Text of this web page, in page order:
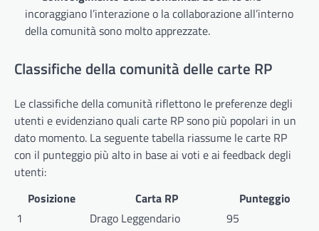
incoraggiano l’interazione o la collaborazione all’interno
della comunità sono molto apprezzate.
Classifiche della comunità delle carte RP
Le classifiche della comunità riflettono le preferenze degli
utenti e evidenziano quali carte RP sono più popolari in un
dato momento. La seguente tabella riassume le carte RP
con il punteggio più alto in base ai voti e ai feedback degli
utenti:
Posizione
Carta RP
Punteggio
1
Drago Leggendario
95